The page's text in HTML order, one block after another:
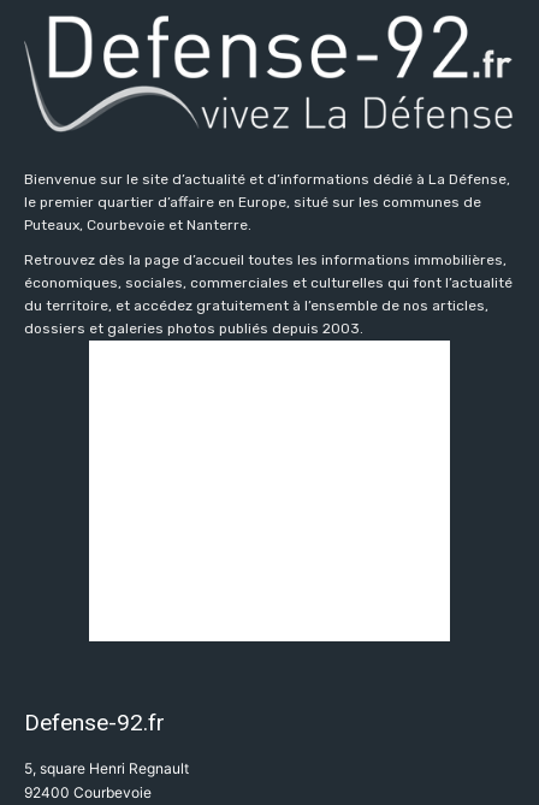
Bienvenue sur le site d’actualité et d’informations dédié à La Défense,
le premier quartier d’affaire en Europe, situé sur les communes de
Puteaux, Courbevoie et Nanterre.
Retrouvez dès la page d’accueil toutes les informations immobilières,
économiques, sociales, commerciales et culturelles qui font l’actualité
du territoire, et accédez gratuitement à l’ensemble de nos articles,
dossiers et galeries photos publiés depuis 2003.
Defense-92.fr
5, square Henri Regnault
92400 Courbevoie